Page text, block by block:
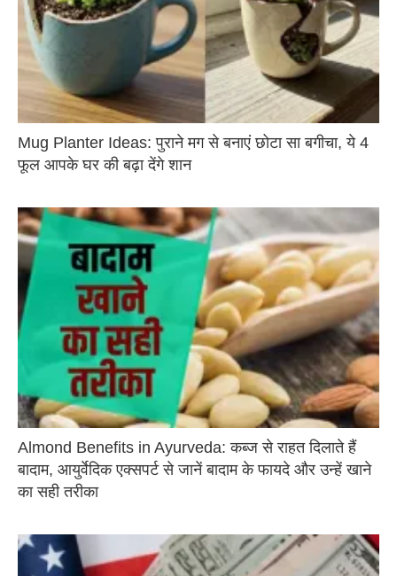
Mug Planter Ideas: पुराने मग से बनाएं छोटा सा बगीचा, ये 4
फूल आपके घर की बढ़ा देंगे शान
Almond Benefits in Ayurveda: कब्ज से राहत दिलाते हैं
बादाम, आयुर्वेदिक एक्सपर्ट से जानें बादाम के फायदे और उन्हें खाने
का सही तरीका